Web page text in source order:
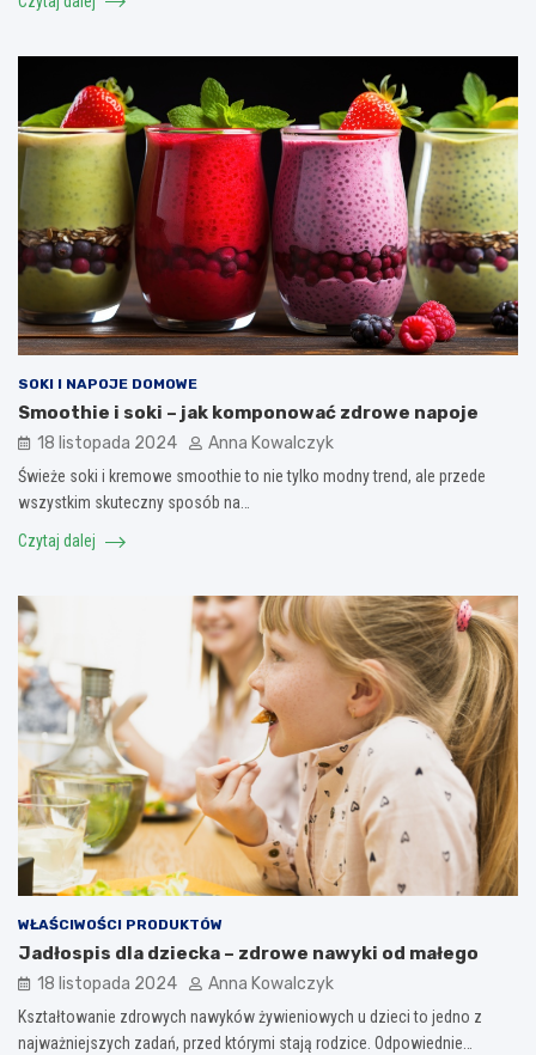
SOKI I NAPOJE DOMOWE
Smoothie i soki – jak komponować zdrowe napoje
18 listopada 2024 Anna Kowalczyk
Świeże soki i kremowe smoothie to nie tylko modny trend, ale przede
wszystkim skuteczny sposób na…
Czytaj dalej
WŁAŚCIWOŚCI PRODUKTÓW
Jadłospis dla dziecka – zdrowe nawyki od małego
18 listopada 2024 Anna Kowalczyk
Kształtowanie zdrowych nawyków żywieniowych u dzieci to jedno z
najważniejszych zadań, przed którymi stają rodzice. Odpowiednie…